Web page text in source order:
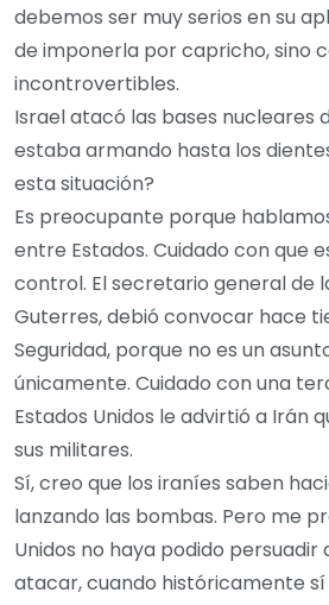
debemos ser muy serios en su
de imponerla por capricho, sino
incontrovertibles.
Israel atacó las bases nucleares
estaba armando hasta los
esta situación?
Es preocupante porque
entre Estados. Cuidado con que
control. El secretario general de
Guterres, debió convocar hace
Seguridad, porque no es un
únicamente. Cuidado con una
Estados Unidos le advirtió a Irán
sus militares.
Sí, creo que los iraníes saben
lanzando las bombas. Pero me
Unidos no haya podido persuadir
atacar, cuando históricamente